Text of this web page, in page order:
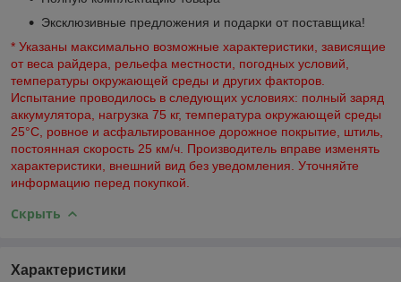
Эксклюзивные предложения и подарки от поставщика!
* Указаны максимально возможные характеристики, зависящие
от веса райдера, рельефа местности, погодных условий,
температуры окружающей среды и других факторов.
Испытание проводилось в следующих условиях: полный заряд
аккумулятора, нагрузка 75 кг, температура окружающей среды
25°C, ровное и асфальтированное дорожное покрытие, штиль,
постоянная скорость 25 км/ч. Производитель вправе изменять
характеристики, внешний вид без уведомления. Уточняйте
информацию перед покупкой.
Скрыть
Характеристики